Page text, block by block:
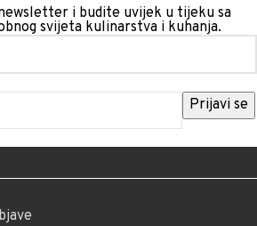
i budite uvijek u tijeku sa
svijeta kulinarstva i kuhanja.